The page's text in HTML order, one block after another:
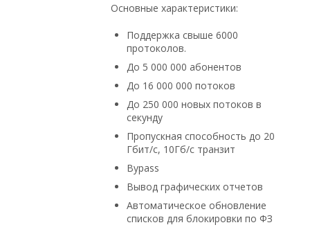
Основные характеристики:
Поддержка свыше 6000
протоколов.
До 5 000 000 абонентов
До 16 000 000 потоков
До 250 000 новых потоков в
секунду
Пропускная способность до 20
Гбит/с, 10Гб/с транзит
Bypass
Вывод графических отчетов
Автоматическое обновление
списков для блокировки по ФЗ